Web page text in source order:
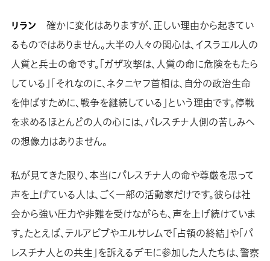
リラン 確かに変化はありますが、正しい理由から起きてい
るものではありません。大半の人々の関心は、イスラエル人の
人質と兵士の命です。「ガザ攻撃は、人質の命に危険をもたら
している」「それなのに、ネタニヤフ首相は、自分の政治生命
を伸ばすために、戦争を継続している」という理由です。停戦
を求めるほとんどの人の心には、パレスチナ人側の苦しみへ
の想像力はありません。
私が見てきた限り、本当にパレスチナ人の命や尊厳を思って
声を上げている人は、ごく一部の活動家だけです。彼らは社
会から強い圧力や非難を受けながらも、声を上げ続けていま
す。たとえば、テルアビブやエルサレムで「占領の終結」や「パ
レスチナ人との共生」を訴えるデモに参加した人たちは、警察